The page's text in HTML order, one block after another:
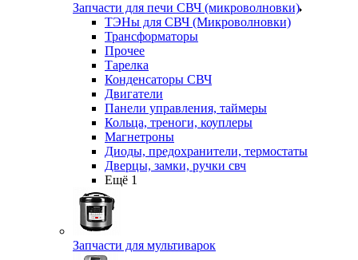
Запчасти для печи СВЧ (микроволновки)
ТЭНы для СВЧ (Микроволновки)
Трансформаторы
Прочее
Тарелка
Конденсаторы СВЧ
Двигатели
Панели управления, таймеры
Кольца, треноги, коуплеры
Магнетроны
Диоды, предохранители, термостаты
Дверцы, замки, ручки свч
Ещё 1
Запчасти для мультиварок